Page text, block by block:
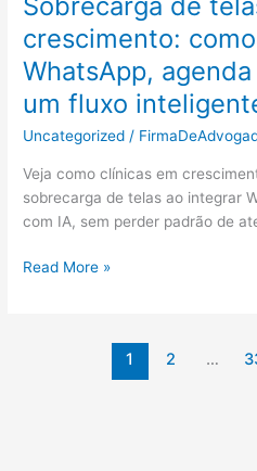
Sobrecarga de
crescimento:
WhatsApp,
um fluxo
Uncategorized /
Veja como clínicas em
sobrecarga de telas ao integrar
com IA, sem perder padrão de
Sobrecarga
Read More »
1 2 …